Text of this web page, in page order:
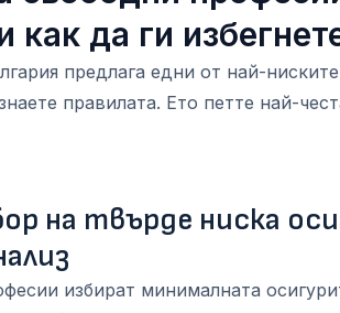
как да ги
предлага едни от най-
правилата. Ето петте най-
на твърде ниска
избират минималната